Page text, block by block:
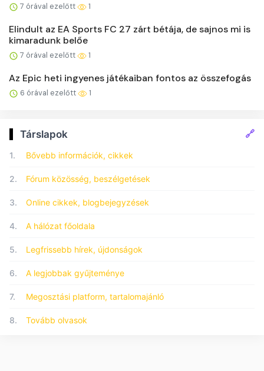
7 órával ezelőtt 1
Elindult az EA Sports FC 27 zárt bétája, de sajnos mi is
kimaradunk belőe
7 órával ezelőtt 1
Az Epic heti ingyenes játékaiban fontos az összefogás
6 órával ezelőtt 1
Társlapok 🔗
1. Bővebb információk, cikkek
2. Fórum közösség, beszélgetések
3. Online cikkek, blogbejegyzések
4. A hálózat főoldala
5. Legfrissebb hírek, újdonságok
6. A legjobbak gyűjteménye
7. Megosztási platform, tartalomajánló
8. Tovább olvasok